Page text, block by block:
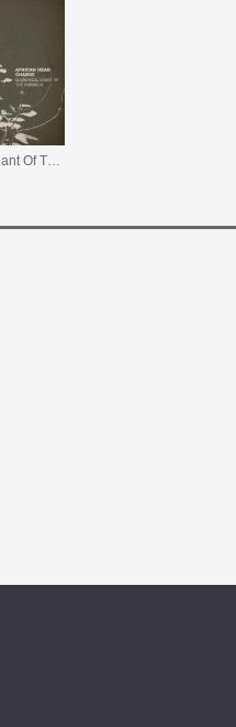
Churchical Chant Of The Iyabinghi